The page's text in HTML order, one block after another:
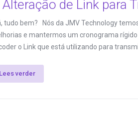
Alteração de Link para
tudo bem? Nós da JMV Technology
e mantermos um cronograma
o Link que está utilizando para
Lees verder